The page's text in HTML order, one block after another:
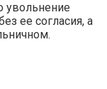
увольнение
ее согласия, а